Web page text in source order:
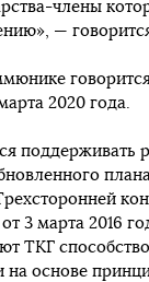
члены
—
2020 года.
поддерживать
3 марта 2016
ТКГ
основе